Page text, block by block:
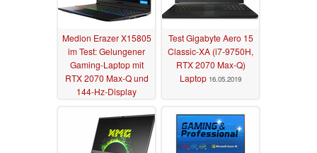
Medion Erazer X15805
im Test: Gelungener
Gaming-Laptop mit
RTX 2070 Max-Q und
144-Hz-Display
Test Gigabyte Aero 15
Classic-XA (i7-9750H,
RTX 2070 Max-Q)
Laptop 16.05.2019